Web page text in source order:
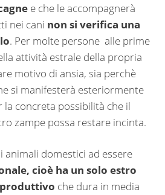
e che le accompagnerà
nei cani non si verifica una
. Per molte persone alle prime
attività estrale della propria
motivo di ansia, sia perchè
si manifesterà esteriormente
la concreta possibilità che il
zampe possa restare incinta.
animali domestici ad essere
cioè ha un solo estro
che dura in media